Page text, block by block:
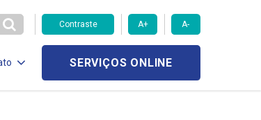
Contraste A+ A-
SERVIÇOS ONLINE